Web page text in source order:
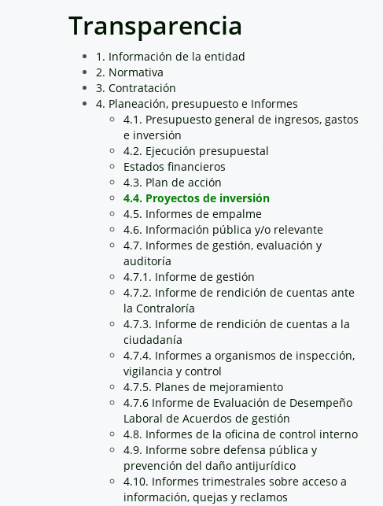
Transparencia
1. Información de la entidad
2. Normativa
3. Contratación
4. Planeación, presupuesto e Informes
4.1. Presupuesto general de ingresos, gastos
e inversión
4.2. Ejecución presupuestal
Estados financieros
4.3. Plan de acción
4.4. Proyectos de inversión
4.5. Informes de empalme
4.6. Información pública y/o relevante
4.7. Informes de gestión, evaluación y
auditoría
4.7.1. Informe de gestión
4.7.2. Informe de rendición de cuentas ante
la Contraloría
4.7.3. Informe de rendición de cuentas a la
ciudadanía
4.7.4. Informes a organismos de inspección,
vigilancia y control
4.7.5. Planes de mejoramiento
4.7.6 Informe de Evaluación de Desempeño
Laboral de Acuerdos de gestión
4.8. Informes de la oficina de control interno
4.9. Informe sobre defensa pública y
prevención del daño antijurídico
4.10. Informes trimestrales sobre acceso a
información, quejas y reclamos